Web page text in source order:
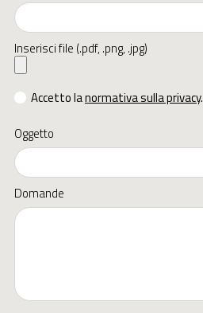
Inserisci file (.pdf, .png, .jpg)
Accetto lanormativa sulla privacy.
Oggetto
Domande